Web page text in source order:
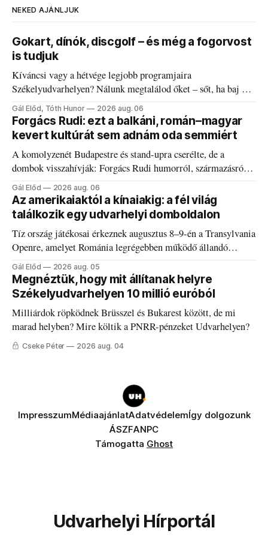
NEKED AJÁNLJUK
Gokart, dínók, discgolf – és még a fogorvost
is tudjuk
Kíváncsi vagy a hétvége legjobb programjaira
Székelyudvarhelyen? Nálunk megtalálod őket – sőt, ha baj van
a fogaddal, a fogorvosi ügyeletet is!
Gál Előd, Tóth Hunor 2026 aug. 06
Forgács Rudi: ezt a balkáni, román–magyar
kevert kultúrát sem adnám oda semmiért
A komolyzenét Budapestre és stand-upra cserélte, de a
dombok visszahívják: Forgács Rudi humorról, származásról
és határokról.
Gál Előd 2026 aug. 06
Az amerikaiaktól a kínaiakig: a fél világ
találkozik egy udvarhelyi domboldalon
Tíz ország játékosai érkeznek augusztus 8–9-én a Transylvania
Openre, amelyet Románia legrégebben működő állandó
discgolfpályáján rendeznek meg.
Gál Előd 2026 aug. 05
Megnéztük, hogy mit állítanak helyre
Székelyudvarhelyen 10 millió euróból
Milliárdok röpködnek Brüsszel és Bukarest között, de mi
marad helyben? Mire költik a PNRR-pénzeket Udvarhelyen?
Cseke Péter 2026 aug. 04
ImpresszumMédiaajánlatAdatvédelemÍgy dolgozunk
ÁSZFANPC
Támogatta Ghost
Udvarhelyi Hírportál